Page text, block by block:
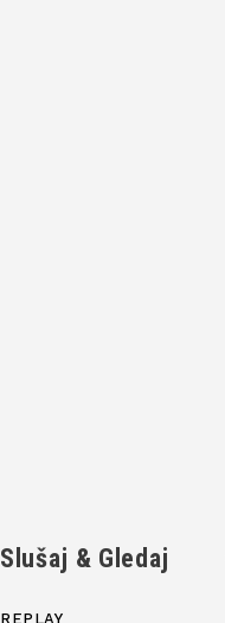
Slušaj & Gledaj
REPLAY